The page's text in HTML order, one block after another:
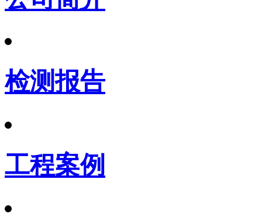
检测报告
工程案例